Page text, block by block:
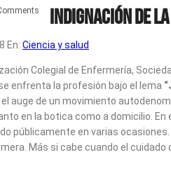
Indignación de
En: Ciencia y salud
Colegial de Enfermería,
enfrenta la profesión bajo el lema
auge de un movimiento
en la botica como a domicilio.
públicamente en varias
Más si cabe cuando el